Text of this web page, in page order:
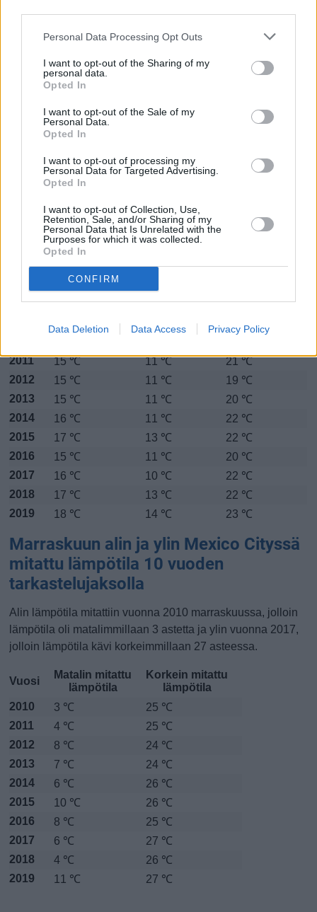
Personal Data Processing Opt Outs
I want to opt-out of the Sharing of my
personal data.
Opted In
I want to opt-out of the Sale of my
Personal Data.
Opted In
I want to opt-out of processing my
Personal Data for Targeted Advertising.
Opted In
I want to opt-out of Collection, Use,
Retention, Sale, and/or Sharing of my
Personal Data that Is Unrelated with the
Purposes for which it was collected.
Opted In
CONFIRM
Data Deletion Data Access Privacy Policy
Huhtikuussa Toukokuussa Kesäkuussa
Heinäkuussa Elokuussa Syyskuussa
Lokakuussa
Kiinnostavatko sademäärät?
Katso miten paljonMexico Cityssä on satanut
marraskuussaaikaisempina vuosina.
Marraskuun keskilämpötila Mexico
Cityssä 10 vuoden tarkastelujaksolla
Mikä on Mexico Cityn tavanomainen lämpötila
marraskuussa.
Vuorokauden
keskimäärin
2011
15 ℃ 11 ℃
21 ℃
2012
15 ℃ 11 ℃
19 ℃
2013
15 ℃ 11 ℃
20 ℃
2014
16 ℃ 11 ℃
22 ℃
2015
17 ℃ 13 ℃
22 ℃
2016
15 ℃ 11 ℃
20 ℃
2017
16 ℃ 10 ℃
22 ℃
2018
17 ℃ 13 ℃
22 ℃
2019
18 ℃ 14 ℃ 23 ℃
Marraskuun alin ja ylin Mexico Cityssä
mitattu lämpötila 10 vuoden
tarkastelujaksolla
Alin lämpötila mitattiin vuonna 2010 marraskuussa, jolloin
lämpötila oli matalimmillaan 3 astetta ja ylin vuonna 2017,
jolloin lämpötila kävi korkeimmillaan 27 asteessa.
Vuosi
Matalin mitattu
lämpötila
Korkein mitattu
lämpötila
2010
3 ℃
25 ℃
2011
4 ℃
25 ℃
2012
8 ℃
24 ℃
2013
7 ℃
24 ℃
2014
6 ℃
26 ℃
2015
10 ℃
26 ℃
2016
8 ℃
25 ℃
2017
6 ℃
27 ℃
2018
4 ℃
26 ℃
2019
11 ℃ 27 ℃